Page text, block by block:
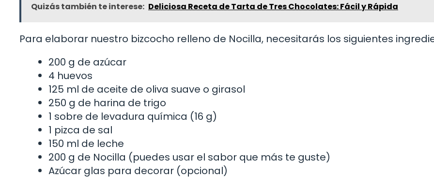
Quizás también te interese: Deliciosa Receta de Tarta de Tres Chocolates: Fácil y Rápida
Para elaborar nuestro bizcocho relleno de Nocilla, necesitarás los siguientes
200 g de azúcar
4 huevos
125 ml de aceite de oliva suave o girasol
250 g de harina de trigo
1 sobre de levadura química (16 g)
1 pizca de sal
150 ml de leche
200 g de Nocilla (puedes usar el sabor que más te guste)
Azúcar glas para decorar (opcional)